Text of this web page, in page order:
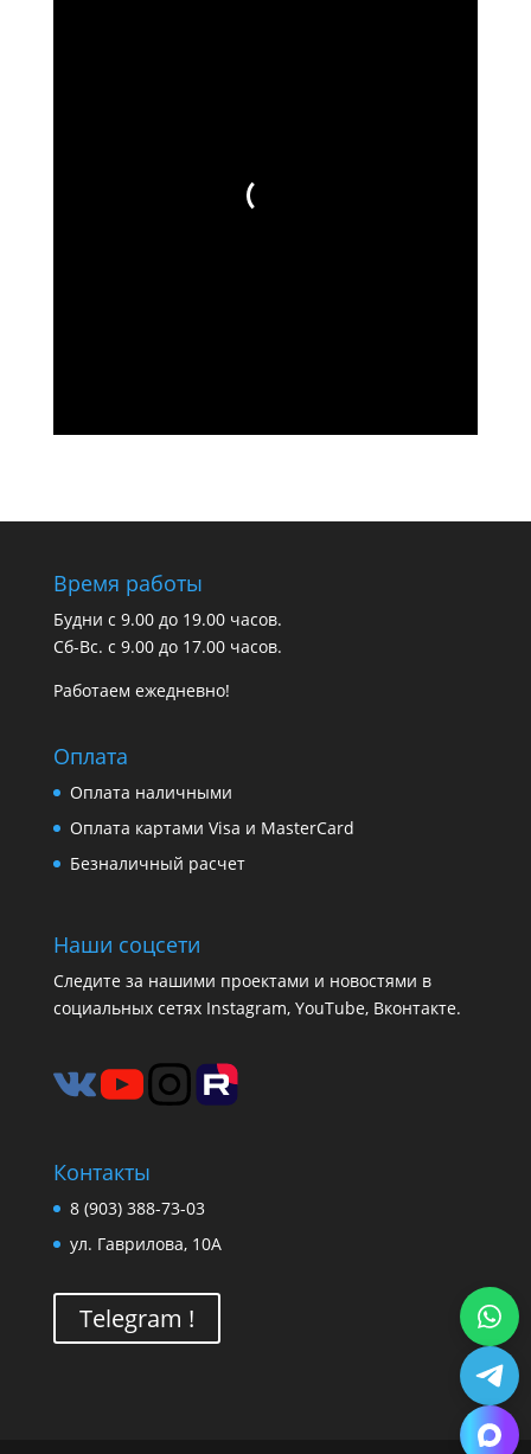
Время работы
Будни с 9.00 до 19.00 часов.
Сб-Вс. с 9.00 до 17.00 часов.
Работаем ежедневно!
Оплата
Оплата наличными
Оплата картами Visa и MasterCard
Безналичный расчет
Наши соцсети
Следите за нашими проектами и новостями в
социальных сетях Instagram, YouTube, Вконтакте.
Контакты
8 (903) 388-73-03
ул. Гаврилова, 10А
Telegram !